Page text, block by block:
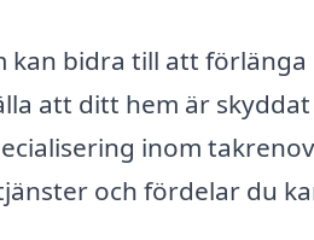
bidra till att
att ditt hem är
inom
och fördelar du